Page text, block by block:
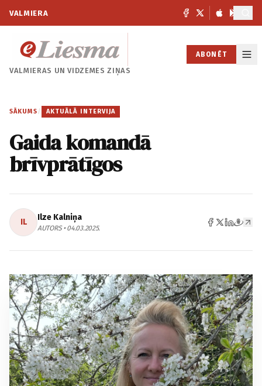
VALMIERA
VALMIERAS UNVIDZEMES ZIŅAS
ABONĒT
SĀKUMS / AKTUĀLĀ INTERVIJA
Gaida komandā
brīvprātīgos
IL Ilze Kalniņa
AUTORS • 04.03.2025.